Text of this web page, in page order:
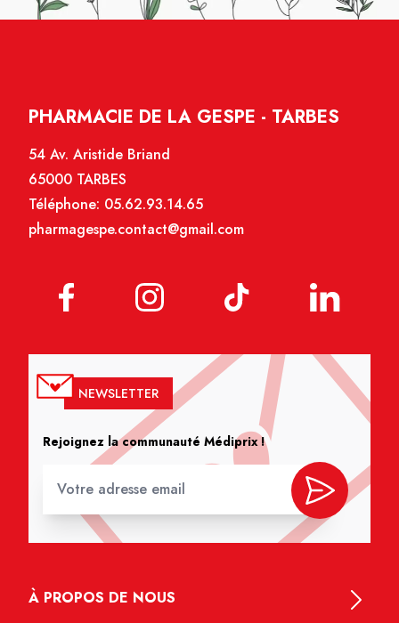
PHARMACIE DE LA GESPE - TARBES
54 Av. Aristide Briand
65000 TARBES
Téléphone: 05.62.93.14.65
pharmagespe.contact@gmail.com
NEWSLETTER
Rejoignez la communauté Médiprix !
À PROPOS DE NOUS